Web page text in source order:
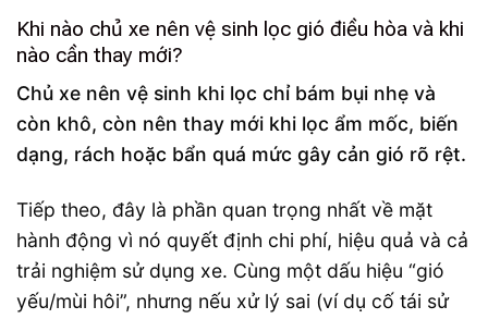
Khi nào chủ xe nên vệ sinh lọc gió điều hòa và khi
nào cần thay mới?
Chủ xe nên vệ sinh khi lọc chỉ bám bụi nhẹ và
còn khô, còn nên thay mới khi lọc ẩm mốc, biến
dạng, rách hoặc bẩn quá mức gây cản gió rõ rệt.
Tiếp theo, đây là phần quan trọng nhất về mặt
hành động vì nó quyết định chi phí, hiệu quả và cả
trải nghiệm sử dụng xe. Cùng một dấu hiệu “gió
yếu/mùi hôi”, nhưng nếu xử lý sai (ví dụ cố tái sử